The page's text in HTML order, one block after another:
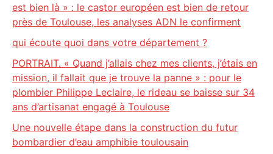
est bien là » : le castor européen est bien de retour
près de Toulouse, les analyses ADN le confirment
qui écoute quoi dans votre département ?
PORTRAIT. « Quand j’allais chez mes clients, j’étais en
mission, il fallait que je trouve la panne » : pour le
plombier Philippe Leclaire, le rideau se baisse sur 34
ans d’artisanat engagé à Toulouse
Une nouvelle étape dans la construction du futur
bombardier d’eau amphibie toulousain